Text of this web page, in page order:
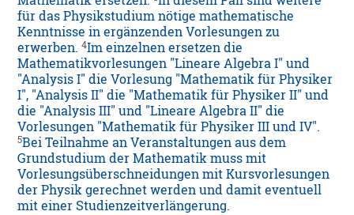
für das Physikstudium nötige mathematische
Kenntnisse in ergänzenden Vorlesungen zu
erwerben.4Im einzelnen ersetzen die
Mathematikvorlesungen "Lineare Algebra I" und
"Analysis I" die Vorlesung "Mathematik für Physiker
I", "Analysis II" die "Mathematik für Physiker II" und
die "Analysis III" und "Lineare Algebra II" die
Vorlesungen "Mathematik für Physiker III und IV".
5Bei Teilnahme an Veranstaltungen aus dem
Grundstudium der Mathematik muss mit
Vorlesungsüberschneidungen mit Kursvorlesungen
der Physik gerechnet werden und damit eventuell
mit einer Studienzeitverlängerung.